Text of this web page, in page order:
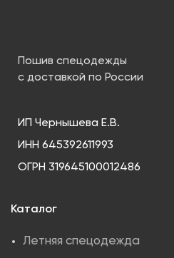
Пошив спецодежды
с доставкой по России
ИП Чернышева Е.В.
ИНН 645392611993
ОГРН 319645100012486
Каталог
Летняя спецодежда